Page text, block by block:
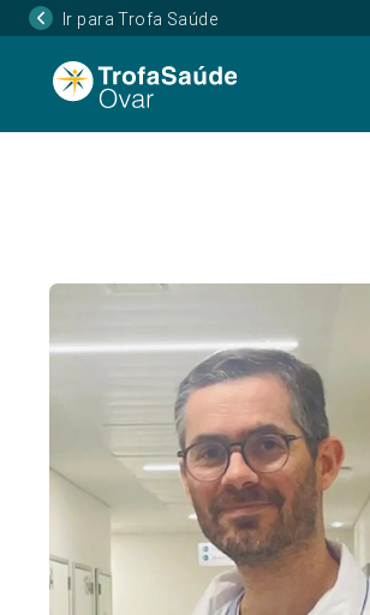
Ir para Trofa Saúde